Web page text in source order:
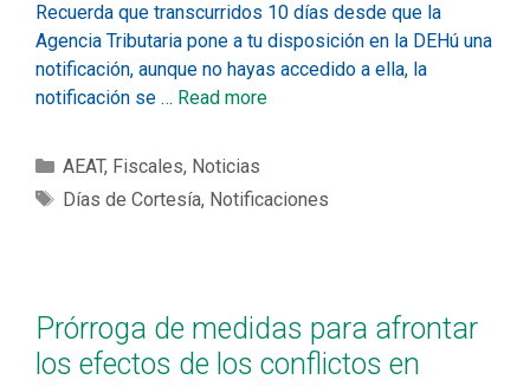
Recuerda que transcurridos 10 días desde que la
Agencia Tributaria pone a tu disposición en la DEHú una
notificación, aunque no hayas accedido a ella, la
notificación se … Read more
AEAT, Fiscales, Noticias
Días de Cortesía, Notificaciones
Prórroga de medidas para afrontar
los efectos de los conflictos en